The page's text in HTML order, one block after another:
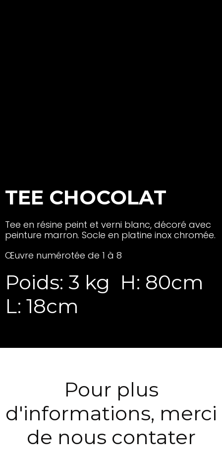
TEE CHOCOLAT
Tee en résine peint et verni blanc, décoré avec
peinture marron. Socle en platine inox chromée.
Œuvre numérotée de 1 à 8
Poids: 3 kg H: 80cm
L: 18cm
Pour plus
d'informations, merci
de nous contater